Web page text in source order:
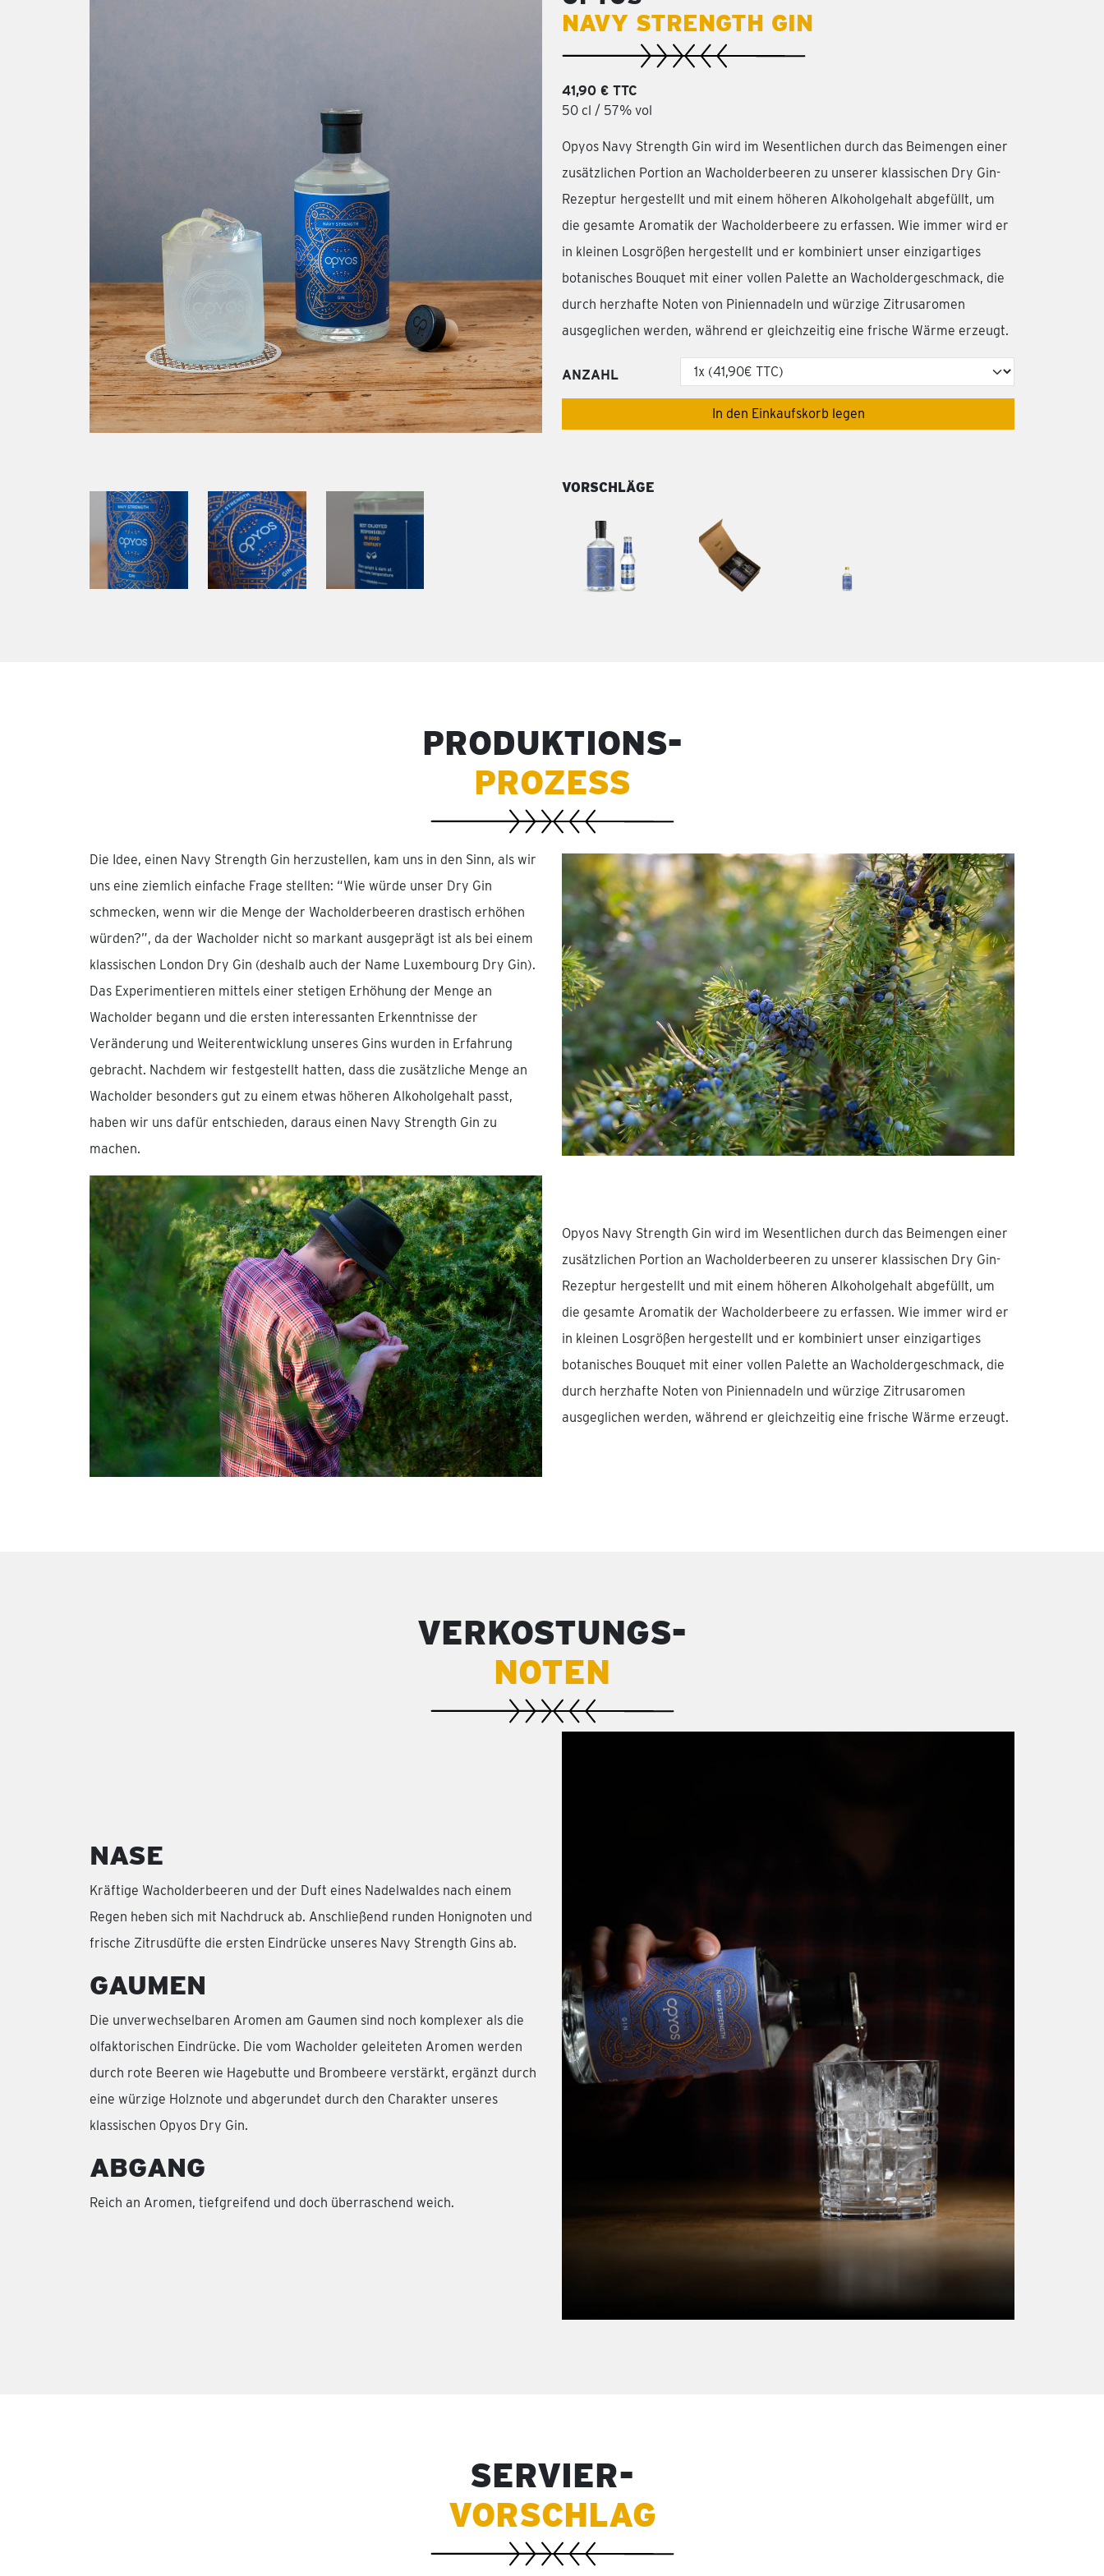
NAVY STRENGTH GIN
41,90 € TTC
50 cl / 57% vol
Opyos Navy Strength Gin wird im Wesentlichen durch das Beimengen einer
zusätzlichen Portion an Wacholderbeeren zu unserer klassischen Dry Gin-
Rezeptur hergestellt und mit einem höheren Alkoholgehalt abgefüllt, um
die gesamte Aromatik der Wacholderbeere zu erfassen. Wie immer wird er
in kleinen Losgrößen hergestellt und er kombiniert unser einzigartiges
botanisches Bouquet mit einer vollen Palette an Wacholdergeschmack, die
durch herzhafte Noten von Piniennadeln und würzige Zitrusaromen
ausgeglichen werden, während er gleichzeitig eine frische Wärme erzeugt.
ANZAHL
In den Einkaufskorb legen
VORSCHLÄGE
PRODUKTIONS-
PROZESS
Die Idee, einen Navy Strength Gin herzustellen, kam uns in den Sinn, als wir
uns eine ziemlich einfache Frage stellten: “Wie würde unser Dry Gin
schmecken, wenn wir die Menge der Wacholderbeeren drastisch erhöhen
würden?”, da der Wacholder nicht so markant ausgeprägt ist als bei einem
klassischen London Dry Gin (deshalb auch der Name Luxembourg Dry Gin).
Das Experimentieren mittels einer stetigen Erhöhung der Menge an
Wacholder begann und die ersten interessanten Erkenntnisse der
Veränderung und Weiterentwicklung unseres Gins wurden in Erfahrung
gebracht. Nachdem wir festgestellt hatten, dass die zusätzliche Menge an
Wacholder besonders gut zu einem etwas höheren Alkoholgehalt passt,
haben wir uns dafür entschieden, daraus einen Navy Strength Gin zu
machen.
Opyos Navy Strength Gin wird im Wesentlichen durch das Beimengen einer
zusätzlichen Portion an Wacholderbeeren zu unserer klassischen Dry Gin-
Rezeptur hergestellt und mit einem höheren Alkoholgehalt abgefüllt, um
die gesamte Aromatik der Wacholderbeere zu erfassen. Wie immer wird er
in kleinen Losgrößen hergestellt und er kombiniert unser einzigartiges
botanisches Bouquet mit einer vollen Palette an Wacholdergeschmack, die
durch herzhafte Noten von Piniennadeln und würzige Zitrusaromen
ausgeglichen werden, während er gleichzeitig eine frische Wärme erzeugt.
VERKOSTUNGS-
NOTEN
NASE
Kräftige Wacholderbeeren und der Duft eines Nadelwaldes nach einem
Regen heben sich mit Nachdruck ab. Anschließend runden Honignoten und
frische Zitrusdüfte die ersten Eindrücke unseres Navy Strength Gins ab.
GAUMEN
Die unverwechselbaren Aromen am Gaumen sind noch komplexer als die
olfaktorischen Eindrücke. Die vom Wacholder geleiteten Aromen werden
durch rote Beeren wie Hagebutte und Brombeere verstärkt, ergänzt durch
eine würzige Holznote und abgerundet durch den Charakter unseres
klassischen Opyos Dry Gin.
ABGANG
Reich an Aromen, tiefgreifend und doch überraschend weich.
SERVIER-
VORSCHLAG